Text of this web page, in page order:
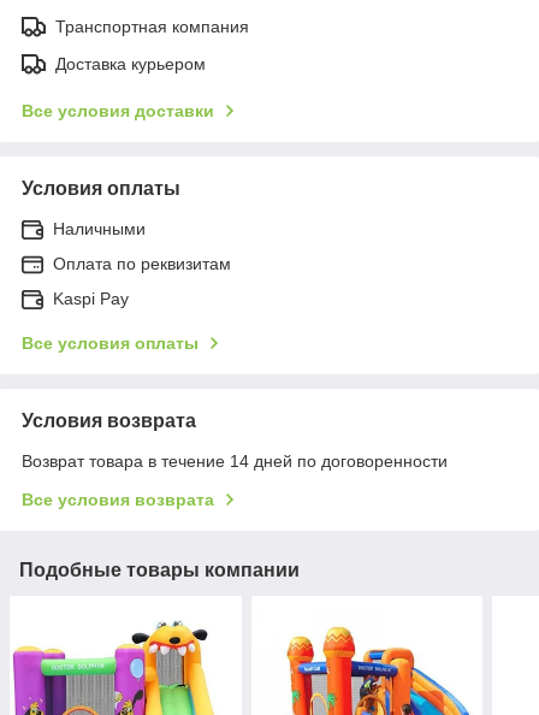
Транспортная компания
Доставка курьером
Все условия доставки
Условия оплаты
Наличными
Оплата по реквизитам
Kaspi Pay
Все условия оплаты
Условия возврата
Возврат товара в течение 14 дней по договоренности
Все условия возврата
Подобные товары компании